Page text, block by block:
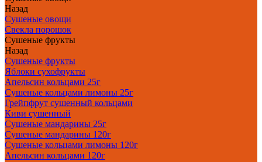
Назад
Сушеные овощи
Свекла порошок
Сушеные фрукты
Назад
Сушеные фрукты
Яблоки сухофрукты
Апельсин кольцами 25г
Сушеные кольцами лимоны 25г
Грейпфрут сушенный кольцами
Киви сушенный
Сушеные мандарины 25г
Сушеные мандарины 120г
Сушеные кольцами лимоны 120г
Апельсин кольцами 120г